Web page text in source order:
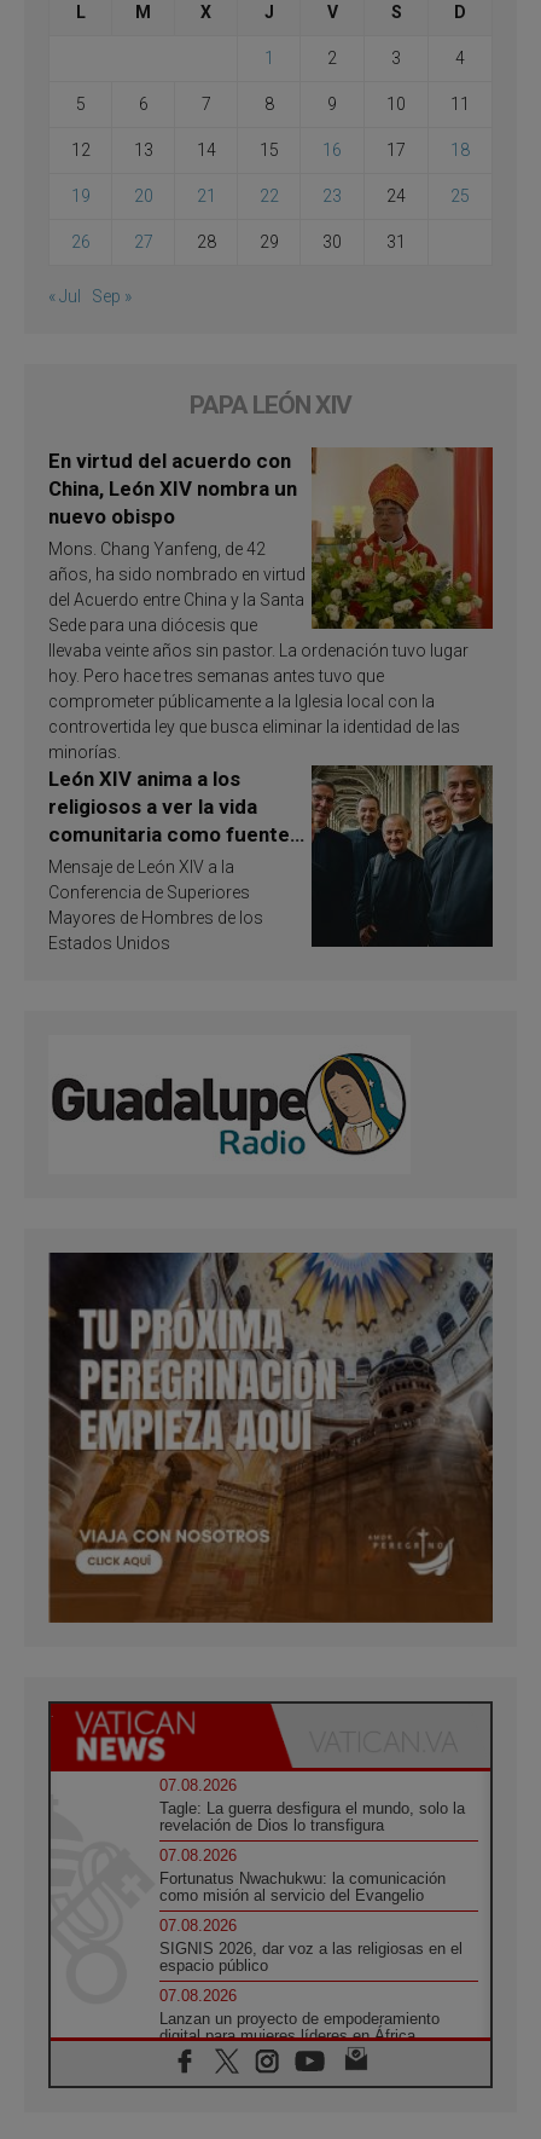
L M X J V S D
1 2 3 4
5 6 7 8 9 10 11
12 13 14 15 16 17 18
19 20 21 22 23 24 25
26 27 28 29 30 31
« Jul Sep »
PAPA LEÓN XIV
En virtud del acuerdo con
China, León XIV nombra un
nuevo obispo
Mons. Chang Yanfeng, de 42
años, ha sido nombrado en virtud
del Acuerdo entre China y la Santa
Sede para una diócesis que
llevaba veinte años sin pastor. La ordenación tuvo lugar
hoy. Pero hace tres semanas antes tuvo que
comprometer públicamente a la Iglesia local con la
controvertida ley que busca eliminar la identidad de las
minorías.
León XIV anima a los
religiosos a ver la vida
comunitaria como fuente
de inspiración y
santificación
Mensaje de León XIV a la
Conferencia de Superiores
Mayores de Hombres de los
Estados Unidos
07.08.2026
Tagle: La guerra desfigura el mundo, solo la
revelación de Dios lo transfigura
07.08.2026
Fortunatus Nwachukwu: la comunicación
como misión al servicio del Evangelio
07.08.2026
SIGNIS 2026, dar voz a las religiosas en el
espacio público
07.08.2026
Lanzan un proyecto de empoderamiento
digital para mujeres líderes en África
07.08.2026
Programa oficial del Viaje Apostólico del